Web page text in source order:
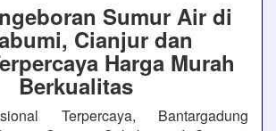
Sumur Air di
Cianjur dan
Harga Murah
Berkualitas
Terpercaya, Bantargadung